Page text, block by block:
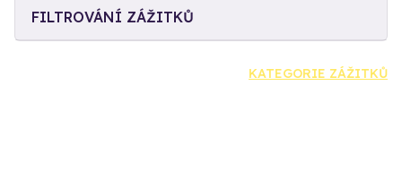
FILTROVÁNÍ ZÁŽITKŮ
KATEGORIE ZÁŽITKŮ